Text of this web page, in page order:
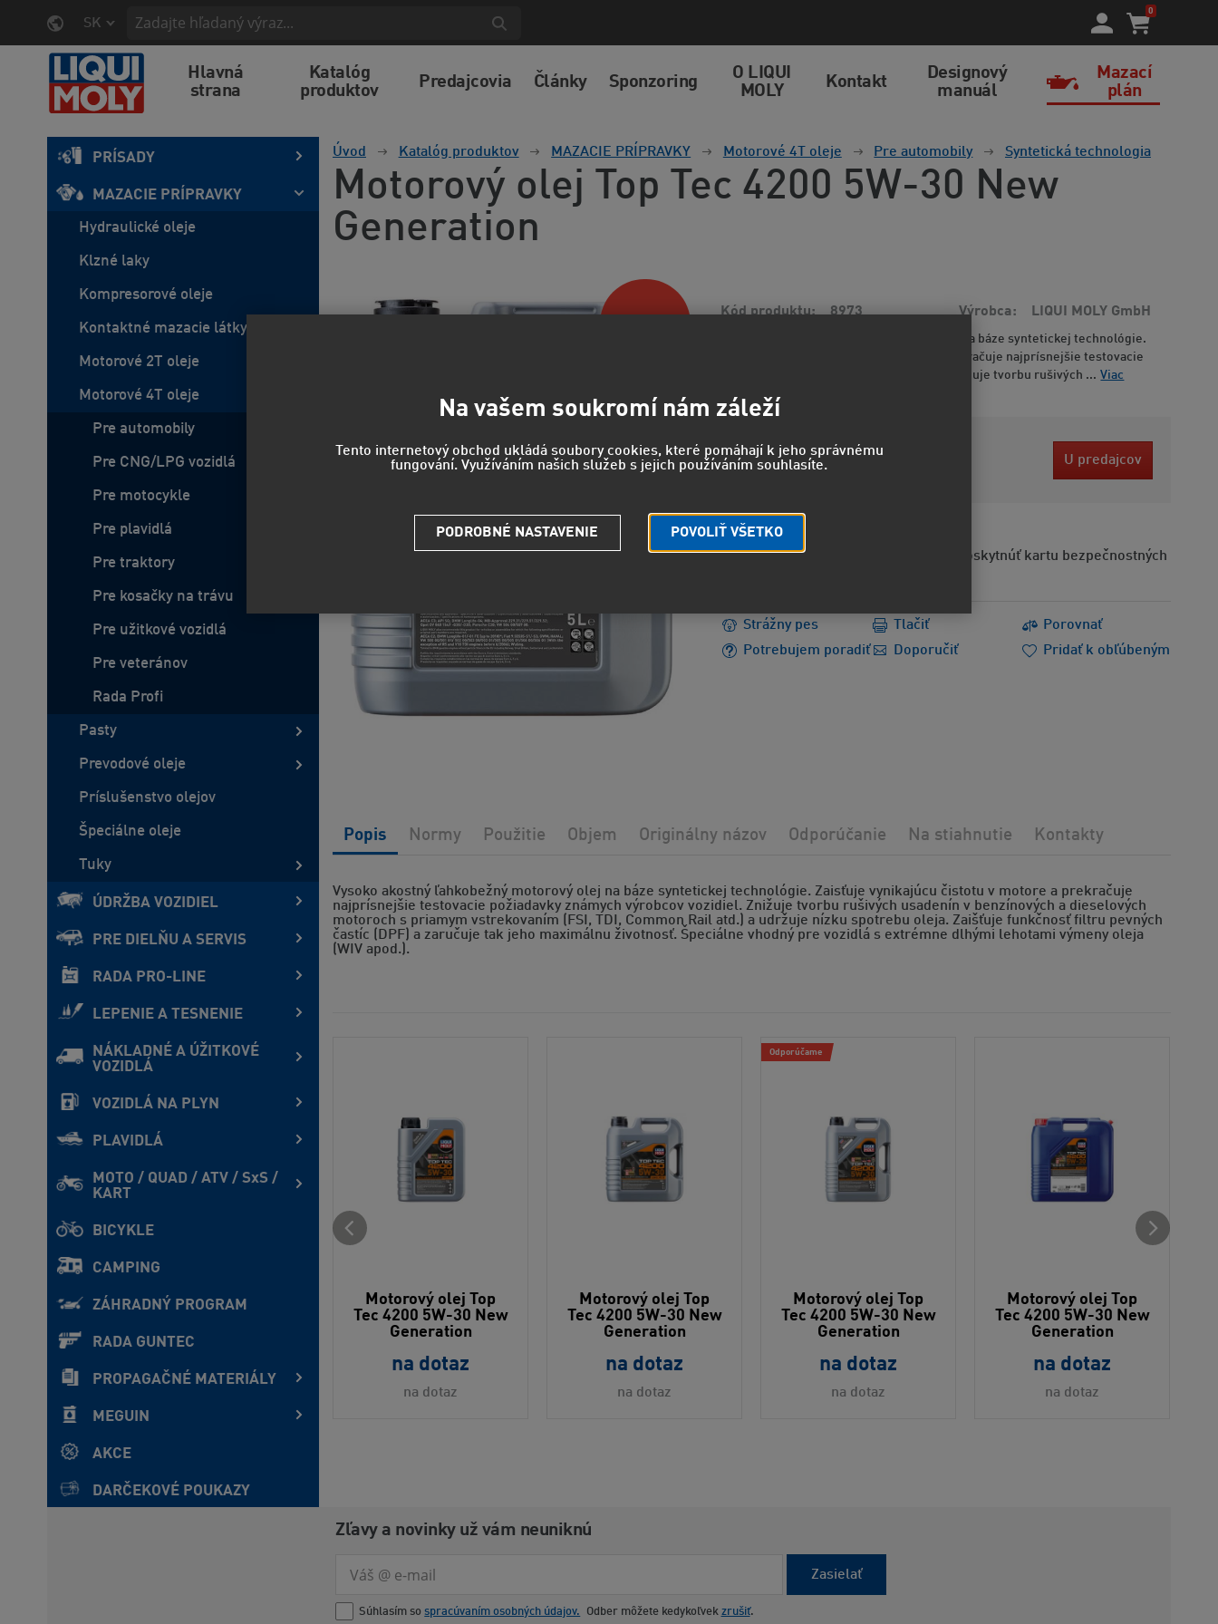
SK
0
Hlavná
strana
Katalóg
produktov
Predajcovia Články Sponzoring
O LIQUI
MOLY
Kontakt
Designový
manuál
Mazací
plán
PRÍSADY
MAZACIE PRÍPRAVKY
Hydraulické oleje
Klzné laky
Kompresorové oleje
Kontaktné mazacie látky
Motorové 2T oleje
Motorové 4T oleje
Pre automobily
Pre CNG/LPG vozidlá
Pre motocykle
Pre plavidlá
Pre traktory
Pre kosačky na trávu
Pre užitkové vozidlá
Pre veteránov
Rada Profi
Pasty
Prevodové oleje
Príslušenstvo olejov
Špeciálne oleje
Tuky
ÚDRŽBA VOZIDIEL
PRE DIELŇU A SERVIS
RADA PRO-LINE
LEPENIE A TESNENIE
NÁKLADNÉ A ÚŽITKOVÉ
VOZIDLÁ
VOZIDLÁ NA PLYN
PLAVIDLÁ
MOTO / QUAD / ATV / SxS /
KART
BICYKLE
CAMPING
ZÁHRADNÝ PROGRAM
RADA GUNTEC
PROPAGAČNÉ MATERIÁLY
MEGUIN
AKCE
DARČEKOVÉ POUKAZY
Úvod Katalóg produktov MAZACIE PRÍPRAVKY Motorové 4T oleje Pre automobily Syntetická technologia
Motorový olej Top Tec 4200 5W-30 New
Generation
Kód produktu 8973 Výrobca LIQUI MOLY GmbH
Vysoko akostný ľahkobežný motorový olej na báze syntetickej technológie.
Zaisťuje vynikajúcu čistotu v motore a prekračuje najprísnejšie testovacie
požiadavky známych výrobcov vozidiel. Znižuje tvorbu rušivých ... Viac
105 EUR U predajcov
EUH210 - Na požiadanie možno poskytnúť kartu bezpečnostných
Strážny pes
Porovnať
Potrebujem poradiť
Doporučiť
Tlačiť
Pridať k obľúbeným
Vysoko akostný ľahkobežný motorový olej na báze syntetickej technológie. Zaisťuje vynikajúcu čistotu v motore a prekračuje
najprísnejšie testovacie požiadavky známych výrobcov vozidiel. Znižuje tvorbu rušivých usadenín v benzínových a dieselových
motoroch s priamym vstrekovaním (FSI, TDI, Common Rail atd.) a udržuje nízku spotrebu oleja. Zaišťuje funkčnosť filtru pevných
častíc (DPF) a zaručuje tak jeho maximálnu životnosť. Špeciálne vhodný pre vozidlá s extrémne dlhými lehotami výmeny oleja
(WIV apod.).
Popis Normy Použitie Objem Originálny názov Odporúčanie Na stiahnutie Kontakty
Motorový olej Top
Tec 4200 5W-30 New
Generation
na dotaz
na dotaz
Motorový olej Top
Tec 4200 5W-30 New
Generation
na dotaz
na dotaz
Motorový olej Top
Tec 4200 5W-30 New
Generation
na dotaz
na dotaz
Odporúčame
Motorový olej Top
Tec 4200 5W-30 New
Generation
na dotaz
na dotaz
Zľavy a novinky už vám neuniknú
Zasielať
Súhlasím so spracúvaním osobných údajov. Odber môžete kedykoľvek zrušiť.
Na vašem soukromí nám záleží
Tento internetový obchod ukládá soubory cookies, které pomáhají k jeho správnému
fungování. Využíváním našich služeb s jejich používáním souhlasíte.
POVOLIŤ VŠETKO
PODROBNÉ NASTAVENIE